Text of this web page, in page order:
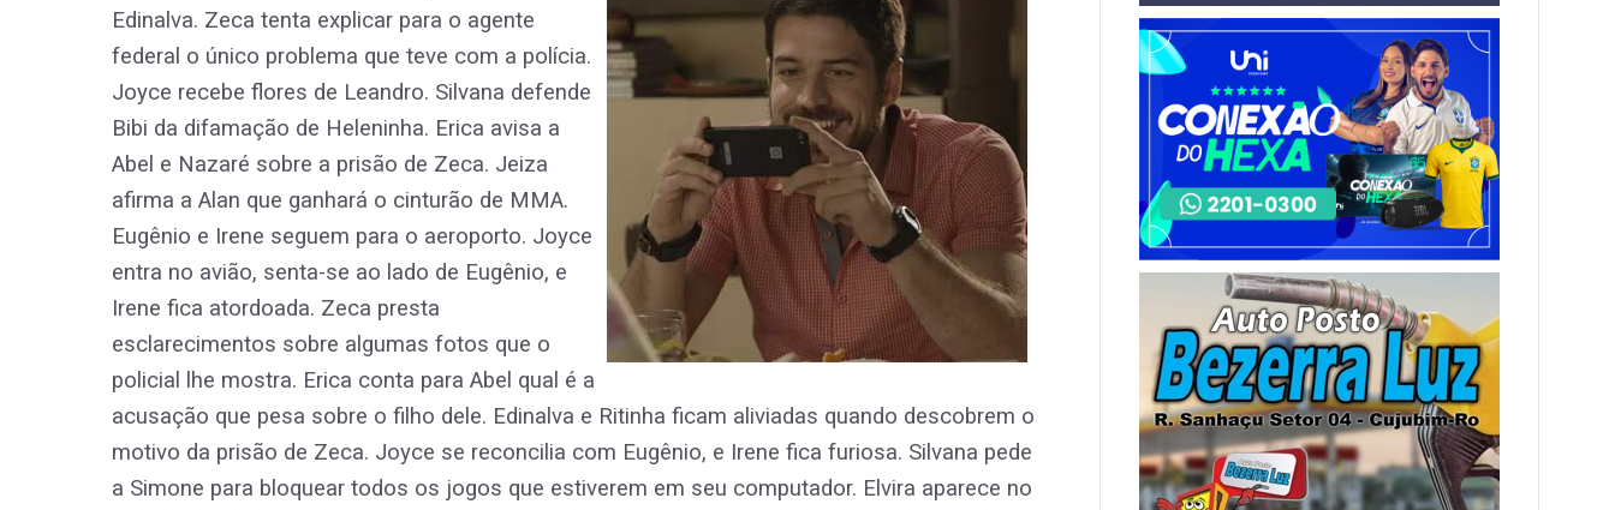
Edinalva. Zeca tenta explicar para o agente
federal o único problema que teve com a polícia.
Joyce recebe flores de Leandro. Silvana defende
Bibi da difamação de Heleninha. Erica avisa a
Abel e Nazaré sobre a prisão de Zeca. Jeiza
afirma a Alan que ganhará o cinturão de MMA.
Eugênio e Irene seguem para o aeroporto. Joyce
entra no avião, senta-se ao lado de Eugênio, e
Irene fica atordoada. Zeca presta
esclarecimentos sobre algumas fotos que o
policial lhe mostra. Erica conta para Abel qual é a
acusação que pesa sobre o filho dele. Edinalva e Ritinha ficam aliviadas quando descobrem o
motivo da prisão de Zeca. Joyce se reconcilia com Eugênio, e Irene fica furiosa. Silvana pede
a Simone para bloquear todos os jogos que estiverem em seu computador. Elvira aparece no